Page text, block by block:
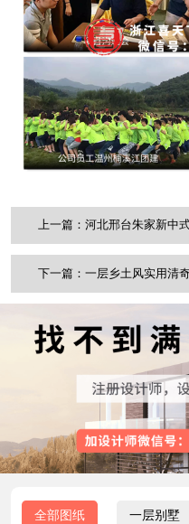
全部图纸 一层别墅